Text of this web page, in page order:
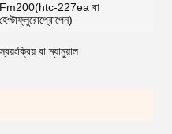
Fm200(htc-227ea বা
হেপ্টাফ্লুরোপ্রোপেন)
স্বয়ংক্রিয় বা ম্যানুয়াল